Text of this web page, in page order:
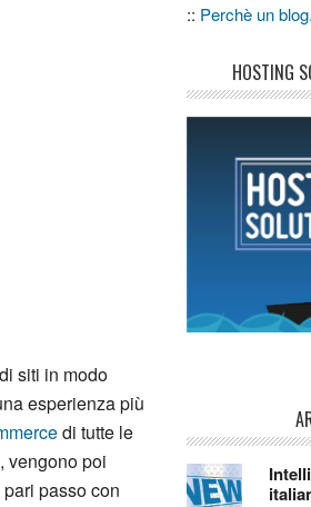
siti in modo
esperienza più
di tutte le
vengono poi
passo con
:: Perchè un blog.
HOSTING